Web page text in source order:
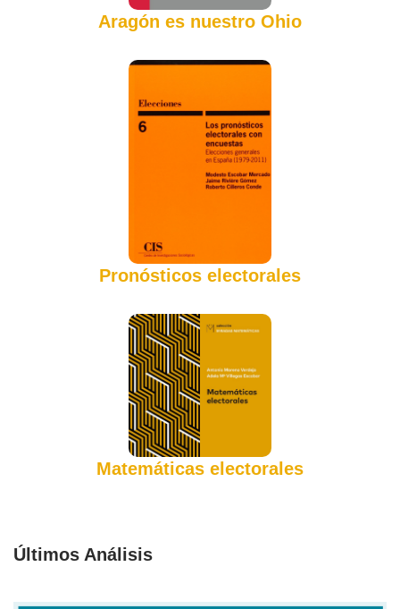
Aragón es nuestro Ohio
Pronósticos electorales
Matemáticas electorales
Últimos Análisis